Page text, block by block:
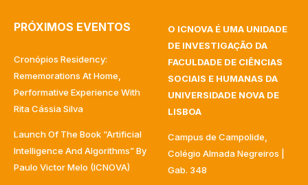
PRÓXIMOS EVENTOS
Cronópios Residency:
Rememorations At Home,
Performative Experience With
Rita Cássia Silva
Launch Of The Book “Artificial
Intelligence And Algorithms” By
Paulo Victor Melo (ICNOVA)
O ICNOVA É UMA UNIDADE
DE INVESTIGAÇÃO DA
FACULDADE DE CIÊNCIAS
SOCIAIS E HUMANAS DA
UNIVERSIDADE NOVA DE
LISBOA
Campus de Campolide,
Colégio Almada Negreiros |
Gab. 348